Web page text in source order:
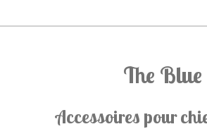
The Blue
Accessoires pour